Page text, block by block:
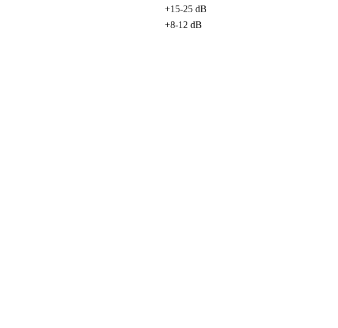
+15-25 dB
+8-12 dB